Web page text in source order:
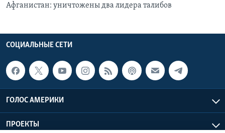
Афганистан: уничтожены два лидера талибов
СОЦИАЛЬНЫЕ СЕТИ
ГОЛОС АМЕРИКИ
ПРОЕКТЫ